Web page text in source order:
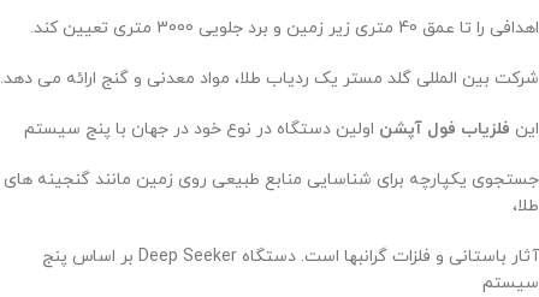
اهدافی را تا عمق 40 متری زیر زمین و برد جلویی 3000 متری تعیین کند.
شرکت بین المللی گلد مستر یک ردیاب طلا، مواد معدنی و گنج ارائه می دهد.
این فلزیاب فول آپشن اولین دستگاه در نوع خود در جهان با پنج سیستم
جستجوی یکپارچه برای شناسایی منابع طبیعی روی زمین مانند گنجینه های
طلا،
آثار باستانی و فلزات گرانبها است. دستگاه Deep Seeker بر اساس پنج
سیستم